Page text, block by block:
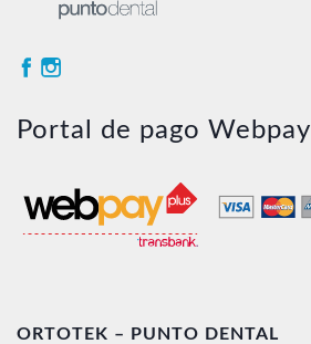
Portal de pago Webpay
ORTOTEK – PUNTO DENTAL